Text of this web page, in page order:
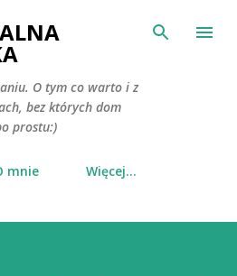
głównej zawartości
O tym co warto i z
bez których dom
prostu:)
mnie Więcej…